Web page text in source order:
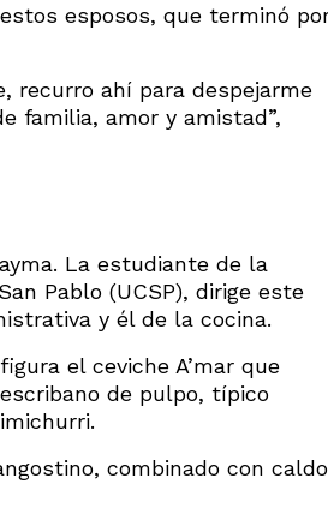
esposos, que terminó
recurro ahí para despejarme
familia, amor y amistad”,
La estudiante de la
Pablo (UCSP), dirige este
y él de la cocina.
el ceviche A’mar que
de pulpo, típico
combinado con caldo